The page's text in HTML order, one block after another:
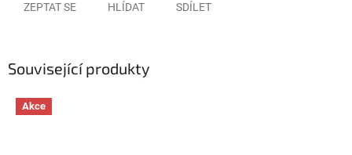
ZEPTAT SE HLÍDAT SDÍLET
Související produkty
Akce